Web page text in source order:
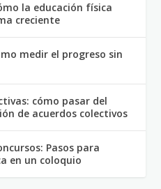
la educación física
creciente
medir el progreso sin
cómo pasar del
de acuerdos colectivos
Pasos para
en un coloquio